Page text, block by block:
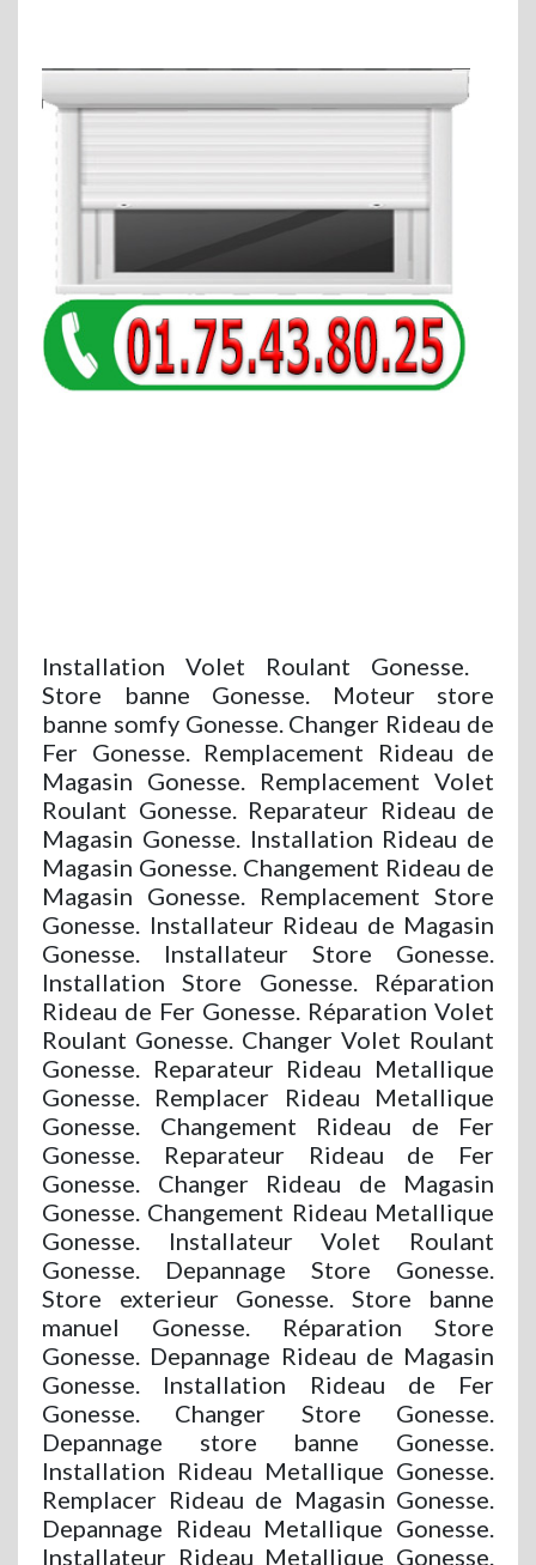
Installation Volet Roulant Gonesse.
Store banne Gonesse. Moteur store
banne somfy Gonesse. Changer Rideau de
Fer Gonesse. Remplacement Rideau de
Magasin Gonesse. Remplacement Volet
Roulant Gonesse. Reparateur Rideau de
Magasin Gonesse. Installation Rideau de
Magasin Gonesse. Changement Rideau de
Magasin Gonesse. Remplacement Store
Gonesse. Installateur Rideau de Magasin
Gonesse. Installateur Store Gonesse.
Installation Store Gonesse. Réparation
Rideau de Fer Gonesse. Réparation Volet
Roulant Gonesse. Changer Volet Roulant
Gonesse. Reparateur Rideau Metallique
Gonesse. Remplacer Rideau Metallique
Gonesse. Changement Rideau de Fer
Gonesse. Reparateur Rideau de Fer
Gonesse. Changer Rideau de Magasin
Gonesse. Changement Rideau Metallique
Gonesse. Installateur Volet Roulant
Gonesse. Depannage Store Gonesse.
Store exterieur Gonesse. Store banne
manuel Gonesse. Réparation Store
Gonesse. Depannage Rideau de Magasin
Gonesse. Installation Rideau de Fer
Gonesse. Changer Store Gonesse.
Depannage store banne Gonesse.
Installation Rideau Metallique Gonesse.
Remplacer Rideau de Magasin Gonesse.
Depannage Rideau Metallique Gonesse.
Installateur Rideau Metallique Gonesse.